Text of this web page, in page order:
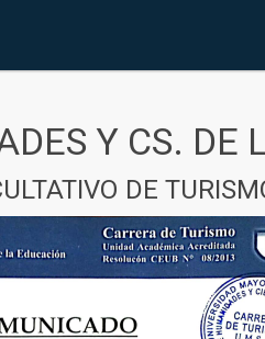
Y CS. DE
DE